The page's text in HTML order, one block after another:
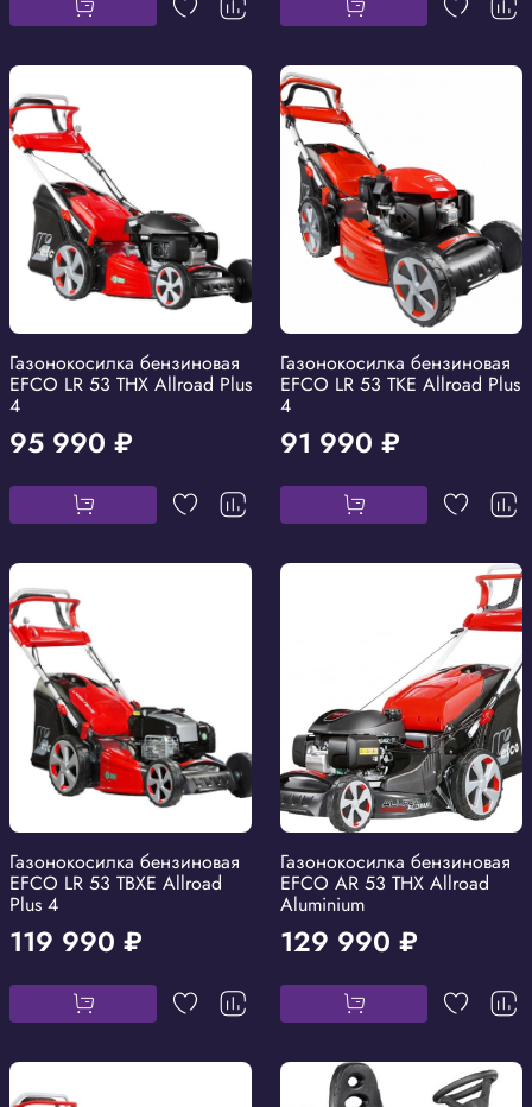
Газонокосилка бензиновая
EFCO LR 53 THX Allroad Plus
4
95 990 ₽
Газонокосилка бензиновая
EFCO LR 53 TKE Allroad Plus
4
91 990 ₽
Газонокосилка бензиновая
EFCO LR 53 TBXE Allroad
Plus 4
119 990 ₽
Газонокосилка бензиновая
EFCO AR 53 THX Allroad
Aluminium
129 990 ₽